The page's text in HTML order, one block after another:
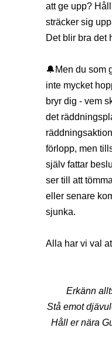
att ge upp?
sträcker sig
Det blir bra det
🔔Men du som
inte mycket
bryr dig - vem
det
förlopp, men
själv fattar
ser till att
eller senare
sjunka.
Alla har vi val
Erkänn
Stå emot
Håll er nära